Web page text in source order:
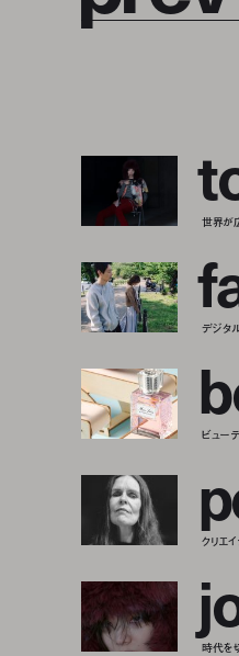
t
世界が
f
デジタ
b
ビュー
p
クリエ
j
時代を